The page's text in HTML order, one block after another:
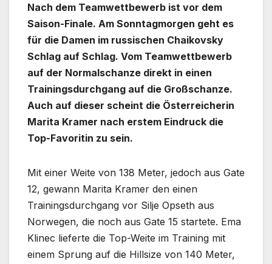
Nach dem Teamwettbewerb ist vor dem
Saison-Finale. Am Sonntagmorgen geht es
für die Damen im russischen Chaikovsky
Schlag auf Schlag. Vom Teamwettbewerb
auf der Normalschanze direkt in einen
Trainingsdurchgang auf die Großschanze.
Auch auf dieser scheint die Österreicherin
Marita Kramer nach erstem Eindruck die
Top-Favoritin zu sein.
Mit einer Weite von 138 Meter, jedoch aus Gate
12, gewann Marita Kramer den einen
Trainingsdurchgang vor Silje Opseth aus
Norwegen, die noch aus Gate 15 startete. Ema
Klinec lieferte die Top-Weite im Training mit
einem Sprung auf die Hillsize von 140 Meter,